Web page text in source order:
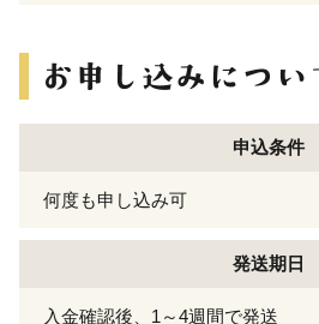
申込条件
何度も申し込み可
発送期日
入金確認後、1～4週間で発送